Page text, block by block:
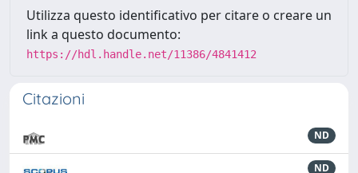
Utilizza questo identificativo per citare o creare un
link a questo documento:
https://hdl.handle.net/11386/4841412
Citazioni
ND
ND